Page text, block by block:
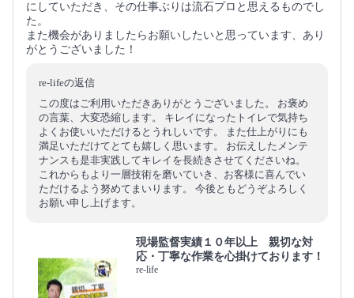
にしていただき、その仕事ぶりは流石プロと思えるものでし
た。
また機会がありましたらお願いしたいと思っています、あり
がとうございました！
re-lifeの返信
この度はご利用いただきありがとうございました。 お褒め
の言葉、大変恐縮します。 キレイになったトイレで気持ち
よくお使いいただけるとうれしいです。 また仕上がりにも
満足いただけてとても嬉しく思います。 お伝えしたメンテ
ナンスも是非実践してキレイを長続きさせてくださいね。
これからもより一層技術を磨いていき、お客様に喜んでい
ただけるよう努めてまいります。 今後ともどうぞよろしく
お願い申し上げます。
現場監督実績１０年以上 親切な対
応・丁寧な作業を心掛けております！
re-life